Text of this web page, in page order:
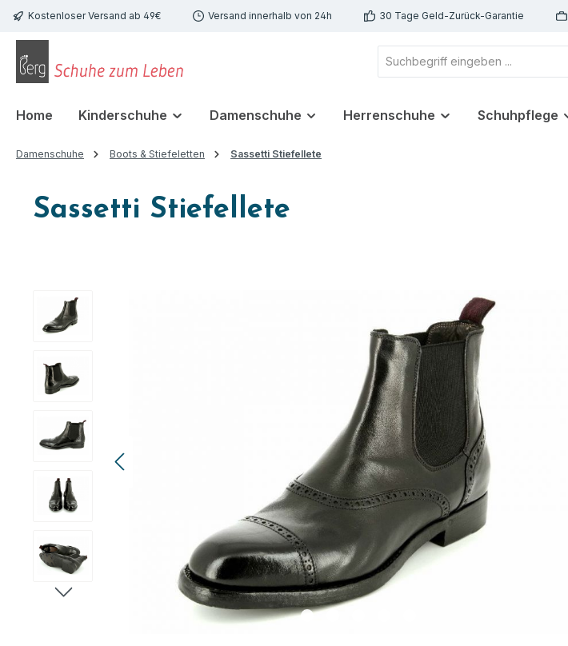
Hauptinhalt springen
Zur Suche springen
Zur Hauptnavigation springen
Kostenloser Versand ab 49€ Versand innerhalb von 24h 30 Tage Geld-Zurück-Garantie
Home Kinderschuhe Damenschuhe Herrenschuhe Schuhpflege
Damenschuhe Boots & Stiefeletten Sassetti Stiefellete
Sassetti Stiefellete
Bildergalerie überspringen